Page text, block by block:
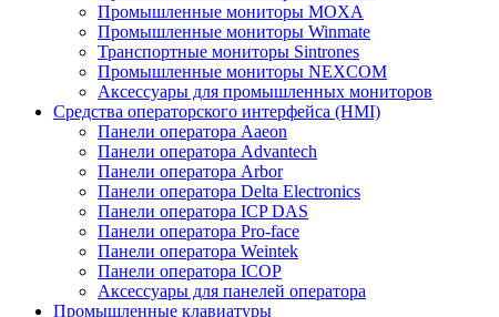
Промышленные мониторы MOXA
Промышленные мониторы Winmate
Транспортные мониторы Sintrones
Промышленные мониторы NEXCOM
Аксессуары для промышленных мониторов
Средства операторского интерфейса (HMI)
Панели оператора Aaeon
Панели оператора Advantech
Панели оператора Arbor
Панели оператора Delta Electronics
Панели оператора ICP DAS
Панели оператора Pro-face
Панели оператора Weintek
Панели оператора ICOP
Аксессуары для панелей оператора
Промышленные клавиатуры